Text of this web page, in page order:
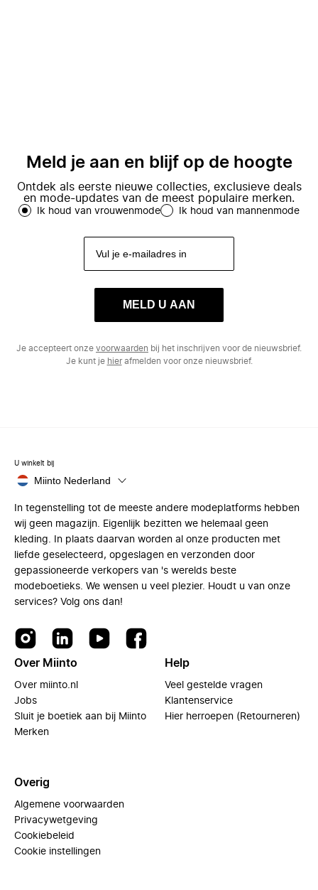
Meld je aan en blijf op de hoogte
Ontdek als eerste nieuwe collecties, exclusieve deals
en mode-updates van de meest populaire merken.
Ik houd van vrouwenmode Ik houd van mannenmode
MELD U AAN
Je accepteert onze voorwaarden bij het inschrijven voor de nieuwsbrief.
Je kunt je hierafmelden voor onze nieuwsbrief.
U winkelt bij
Miinto Nederland
In tegenstelling tot de meeste andere modeplatforms hebben
wij geen magazijn. Eigenlijk bezitten we helemaal geen
kleding. In plaats daarvan worden al onze producten met
liefde geselecteerd, opgeslagen en verzonden door
gepassioneerde verkopers van 's werelds beste
modeboetieks. We wensen u veel plezier. Houdt u van onze
services? Volg ons dan!
Over Miinto
Over miinto.nl
Jobs
Sluit je boetiek aan bij Miinto
Merken
Help
Veel gestelde vragen
Klantenservice
Hier herroepen (Retourneren)
Overig
Algemene voorwaarden
Privacywetgeving
Cookiebeleid
Cookie instellingen